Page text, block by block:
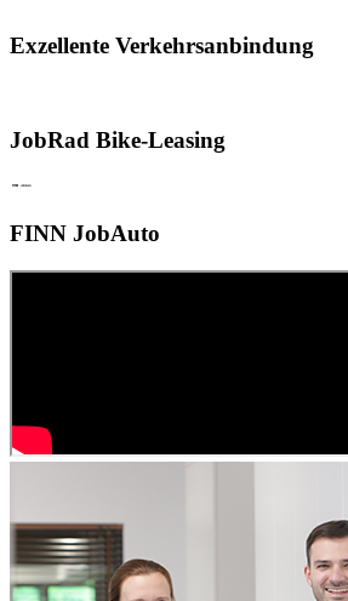
Exzellente Verkehrsanbindung
JobRad Bike-Leasing
FINN JobAuto